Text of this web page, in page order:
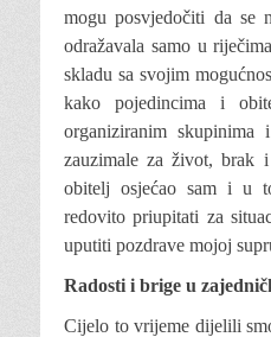
mogu posvje­dočiti da se
odra­žavala samo u
skladu sa svojim
kako pojedincima i
organiziranim
zauzimale za život, brak
obitelj osjećao sam i u
redovito priupitati za
uputiti pozdrave mojoj
Radosti i brige u
Cijelo to vrijeme dijelili